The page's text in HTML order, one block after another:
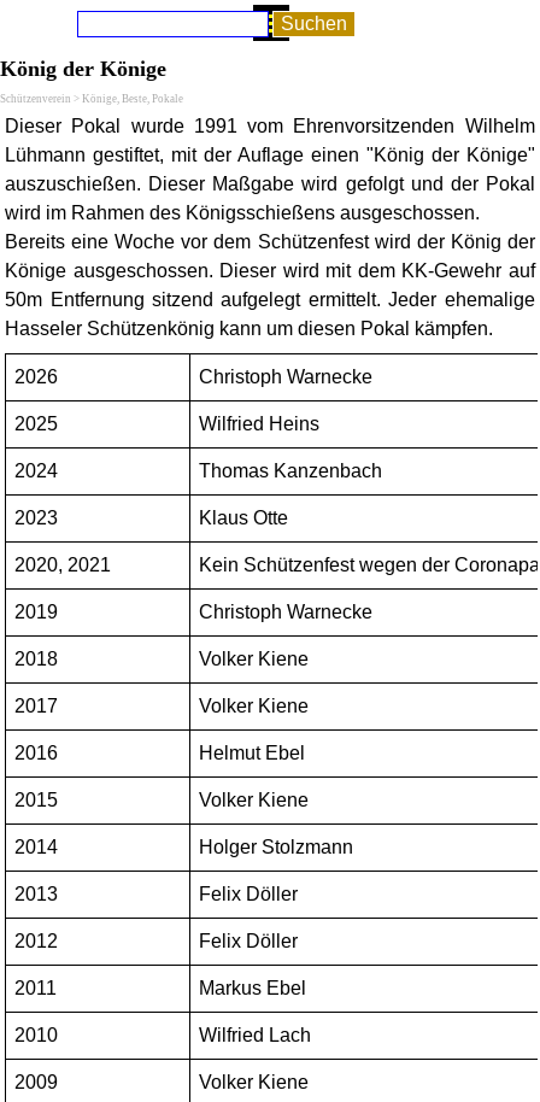
Direkt zum SeiteninhaltMenü überspringen
Suchen
König der Könige
Schützenverein > Könige, Beste, Pokale
Dieser Pokal wurde 1991 vom Ehrenvorsitzenden Wilhelm
Lühmann gestiftet, mit der Auflage einen "König der Könige"
auszuschießen. Dieser Maßgabe wird gefolgt und der Pokal
wird im Rahmen des Königsschießens ausgeschossen.
Bereits eine Woche vor dem Schützenfest wird der König der
Könige ausgeschossen. Dieser wird mit dem KK-Gewehr auf
50m Entfernung sitzend aufgelegt ermittelt. Jeder ehemalige
Hasseler Schützenkönig kann um diesen Pokal kämpfen.
2026 Christoph Warnecke
2025 Wilfried Heins
2024 Thomas Kanzenbach
2023 Klaus Otte
2020, 2021 Kein Schützenfest wegen der
2019 Christoph Warnecke
2018 Volker Kiene
2017 Volker Kiene
2016 Helmut Ebel
2015 Volker Kiene
2014 Holger Stolzmann
2013 Felix Döller
2012 Felix Döller
2011 Markus Ebel
2010 Wilfried Lach
2009 Volker Kiene